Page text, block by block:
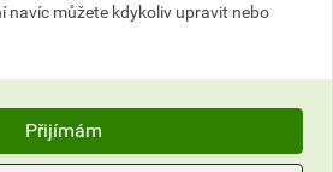
navíc můžete kdykoliv upravit nebo
Přijímám